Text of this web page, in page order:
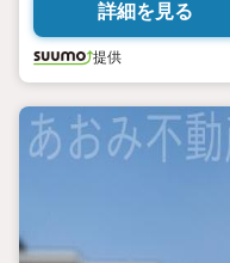
詳細を見る
提供